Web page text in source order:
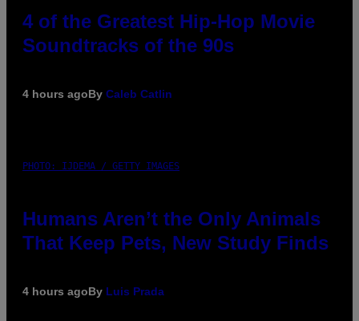
4 of the Greatest Hip-Hop Movie
Soundtracks of the 90s
4 hours agoBy Caleb Catlin
PHOTO: IJDEMA / GETTY IMAGES
Humans Aren’t the Only Animals
That Keep Pets, New Study Finds
4 hours agoBy Luis Prada